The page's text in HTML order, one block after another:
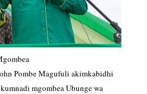
Pombe Magufuli akimkabidhi
mgombea Ubunge wa